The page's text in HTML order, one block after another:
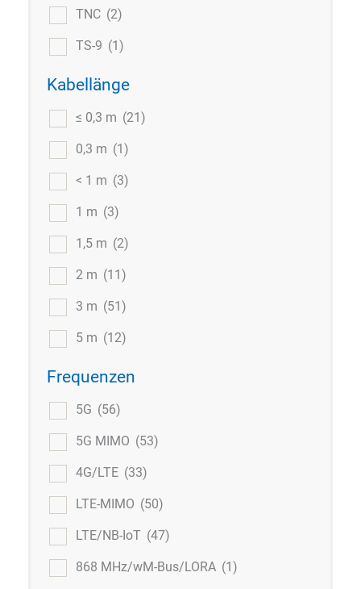
TNC (2)
TS-9 (1)
Kabellänge
≤ 0,3 m (21)
0,3 m (1)
< 1 m (3)
1 m (3)
1,5 m (2)
2 m (11)
3 m (51)
5 m (12)
Frequenzen
5G (56)
5G MIMO (53)
4G/LTE (33)
LTE-MIMO (50)
LTE/NB-IoT (47)
868 MHz/wM-Bus/LORA (1)